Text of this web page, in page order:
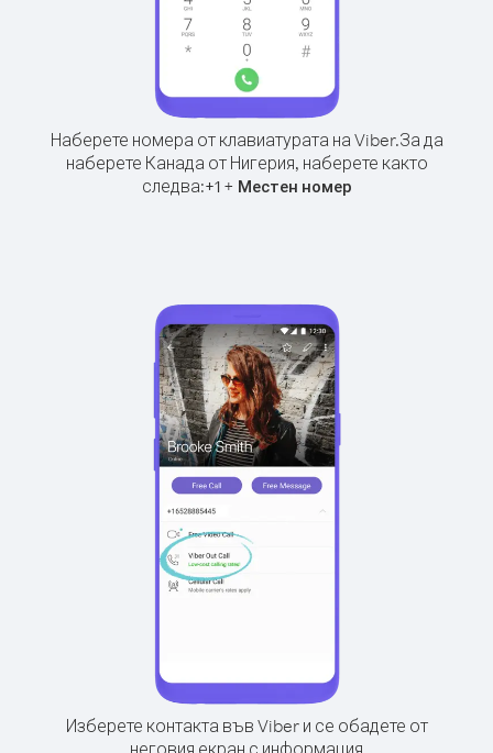
Наберете номера от клавиатурата на Viber.За да
наберете Канада от Нигерия, наберете както
следва:+1+ Местен номер
Изберете контакта във Viber и се обадете от
неговия екран с информация